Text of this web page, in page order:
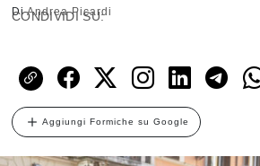
DiAndrea Picardi
CONDIVIDI SU:
Aggiungi Formiche su Google